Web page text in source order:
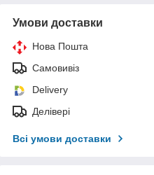
Умови доставки
Нова Пошта
Самовивіз
Delivery
Делівері
Всі умови доставки